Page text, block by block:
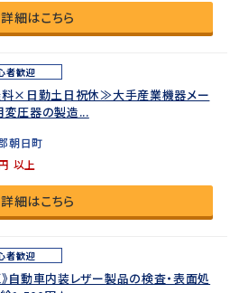
細はこちら
者歓迎
×日勤土日祝休≫大手産業機器メー
変圧器の製造...
朝日町
以上
細はこちら
者歓迎
自動車内装レザー製品の検査・表面処